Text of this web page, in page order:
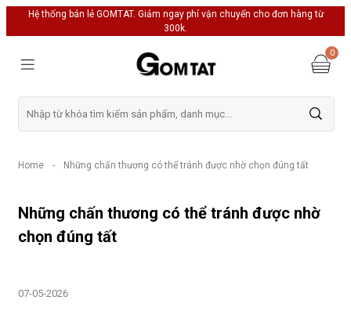
Hệ thống bán lẻ GOMTAT. Giảm ngay phí vận chuyển cho đơn hàng từ
300k.
0
Home - Những chấn thương có thể tránh được nhờ chọn đúng tất
Những chấn thương có thể tránh được nhờ
chọn đúng tất
07-05-2026